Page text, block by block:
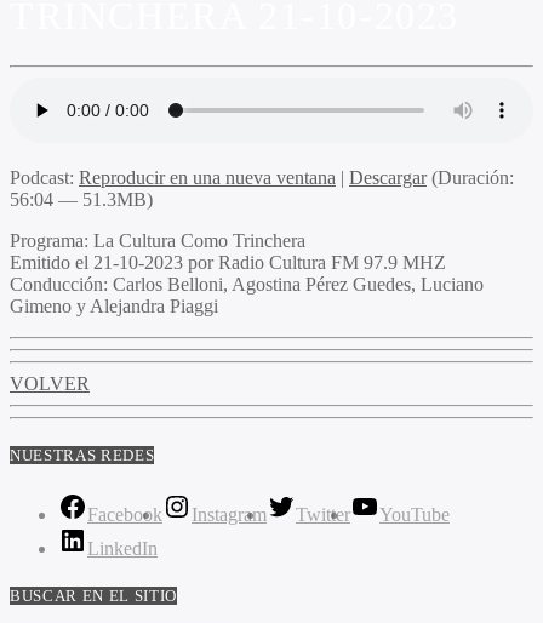
Podcast: Reproducir en una nueva ventana | Descargar(Duración:
56:04 — 51.3MB)
Programa: La Cultura Como Trinchera
Emitido el 21-10-2023 por Radio Cultura FM 97.9 MHZ
Conducción: Carlos Belloni, Agostina Pérez Guedes, Luciano
Gimeno y Alejandra Piaggi
VOLVER
NUESTRAS REDES
Facebook Instagram Twitter
YouTube
LinkedIn
BUSCAR EN EL SITIO